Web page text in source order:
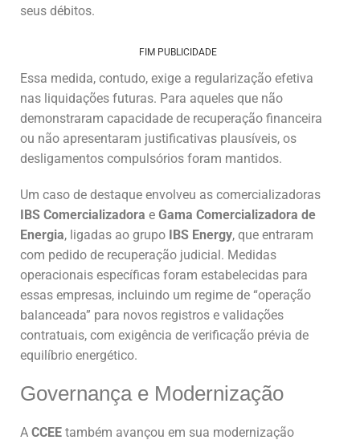
seus débitos.
FIM PUBLICIDADE
Essa medida, contudo, exige a regularização efetiva
nas liquidações futuras. Para aqueles que não
demonstraram capacidade de recuperação financeira
ou não apresentaram justificativas plausíveis, os
desligamentos compulsórios foram mantidos.
Um caso de destaque envolveu as comercializadoras
IBS Comercializadora e Gama Comercializadora de
Energia, ligadas ao grupo IBS Energy, que entraram
com pedido de recuperação judicial. Medidas
operacionais específicas foram estabelecidas para
essas empresas, incluindo um regime de “operação
balanceada” para novos registros e validações
contratuais, com exigência de verificação prévia de
equilíbrio energético.
Governança e Modernização
A CCEE também avançou em sua modernização